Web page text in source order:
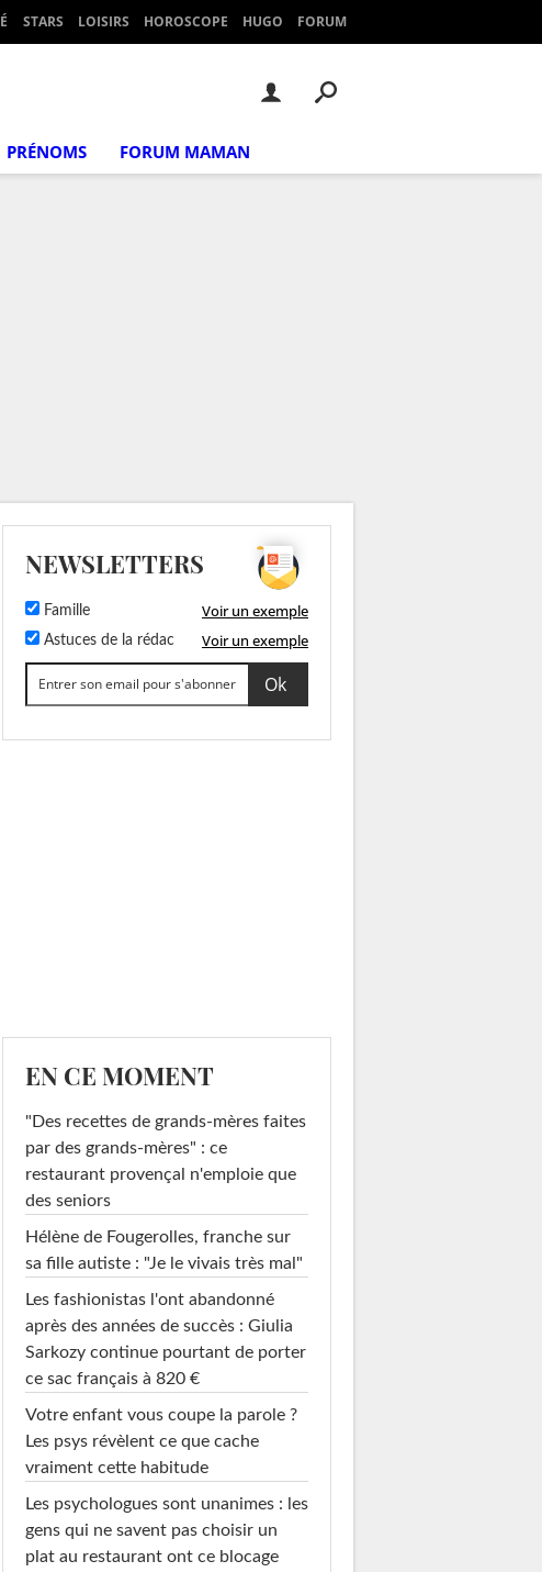
STARS LOISIRS HOROSCOPE HUGO FORUM
PRÉNOMS FORUM MAMAN
NEWSLETTERS
Famille Voir un exemple
Astuces de la rédac Voir un exemple
EN CE MOMENT
"Des recettes de grands-mères faites
par des grands-mères" : ce
restaurant provençal n'emploie que
des seniors
Hélène de Fougerolles, franche sur
sa fille autiste : "Je le vivais très mal"
Les fashionistas l'ont abandonné
après des années de succès : Giulia
Sarkozy continue pourtant de porter
ce sac français à 820 €
Votre enfant vous coupe la parole ?
Les psys révèlent ce que cache
vraiment cette habitude
Les psychologues sont unanimes : les
gens qui ne savent pas choisir un
plat au restaurant ont ce blocage